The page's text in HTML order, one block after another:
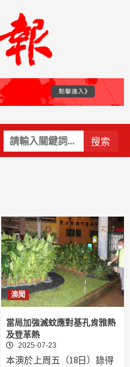
關
鍵
Primary
Menu
澳聞
當局加強滅蚊應對基孔肯雅熱
及登革熱
2025-07-23
本澳於上周五（18日）錄得